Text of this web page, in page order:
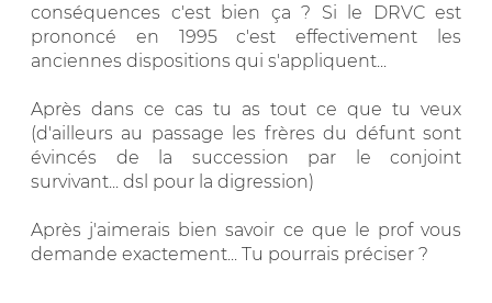
conséquences c'est bien ça ? Si le DRVC est
prononcé en 1995 c'est effectivement les
anciennes dispositions qui s'appliquent...
Après dans ce cas tu as tout ce que tu veux
(d'ailleurs au passage les frères du défunt sont
évincés de la succession par le conjoint
survivant... dsl pour la digression)
Après j'aimerais bien savoir ce que le prof vous
demande exactement... Tu pourrais préciser ?